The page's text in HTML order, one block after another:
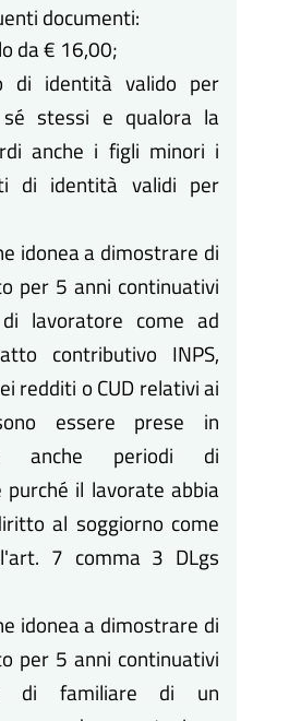
documenti:
da € 16,00;
di identità valido per
stessi e qualora la
anche i figli minori i
di identità validi per
idonea a dimostrare di
per 5 anni continuativi
lavoratore come ad
contributivo INPS,
redditi o CUD relativi ai
essere prese in
anche periodi di
purché il lavorate abbia
al soggiorno come
7 comma 3 DLgs
idonea a dimostrare di
per 5 anni continuativi
di familiare di un